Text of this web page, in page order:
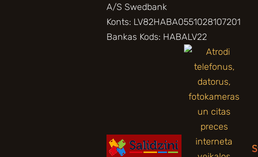
A/S Swedbank
Konts: LV82HABA0551028107201
Bankas Kods: HABALV22